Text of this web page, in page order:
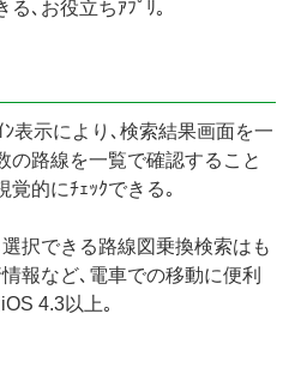
る､お役立ちｱﾌﾟﾘ｡
表示により､検索結果画面を一
の路線を一覧で確認すること
覚的にﾁｪｯｸできる｡
択できる路線図乗換検索はも
報など､電車での移動に便利
4.3以上｡